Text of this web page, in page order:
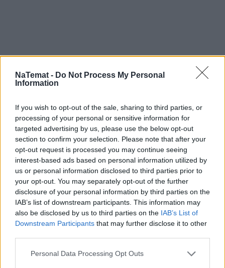
NaTemat - Do Not Process My Personal
Information
If you wish to opt-out of the sale, sharing to third parties, or
processing of your personal or sensitive information for
targeted advertising by us, please use the below opt-out
section to confirm your selection. Please note that after your
opt-out request is processed you may continue seeing
interest-based ads based on personal information utilized by
us or personal information disclosed to third parties prior to
your opt-out. You may separately opt-out of the further
disclosure of your personal information by third parties on the
IAB’s list of downstream participants. This information may
also be disclosed by us to third parties on the IAB’s List of
Downstream Participants that may further disclose it to other
Personal Data Processing Opt Outs